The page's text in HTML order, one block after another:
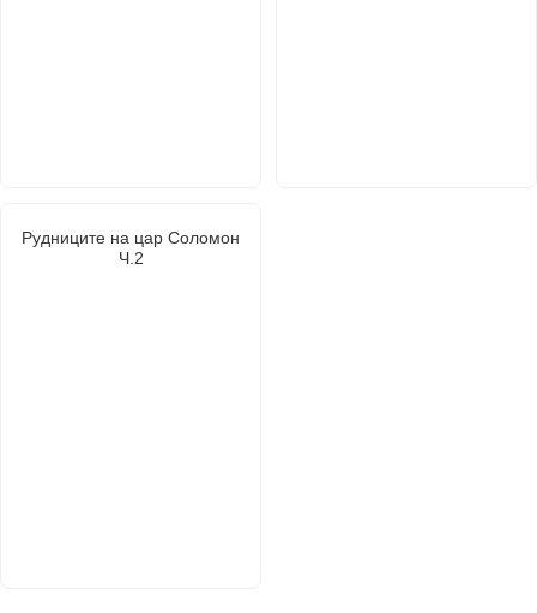
Рудниците на цар Соломон
Ч.2